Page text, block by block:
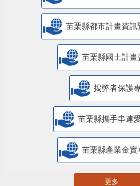
苗栗縣都市計畫資訊
苗栗縣國土計畫
揭弊者保護
苗栗縣攜手串連
苗栗縣產業金實
更多